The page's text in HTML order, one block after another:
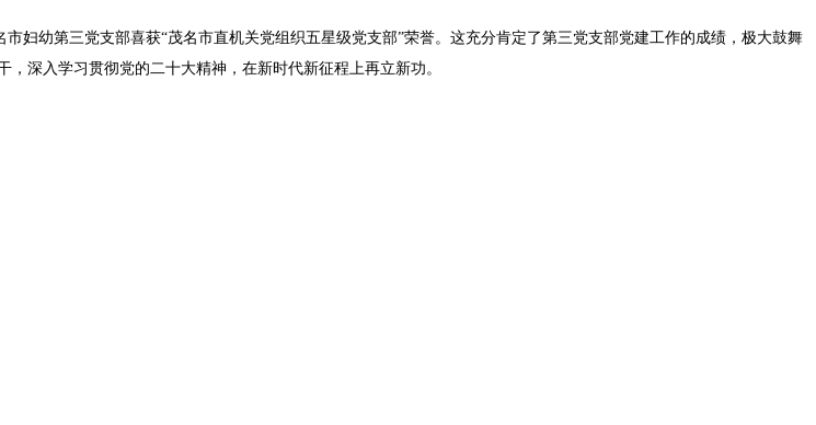
妇幼第三党支部喜获“茂名市直机关党组织五星级党支部”荣誉。这充分肯定了第三党支部党建工作的成绩，极大鼓舞
深入学习贯彻党的二十大精神，在新时代新征程上再立新功。